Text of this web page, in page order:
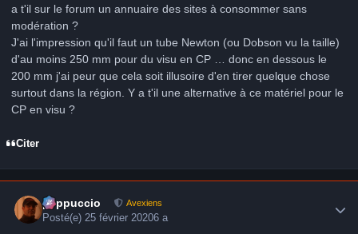
a t'il sur le forum un annuaire des sites à consommer sans
modération ?
J'ai l'impression qu'il faut un tube Newton (ou Dobson vu la taille)
d'au moins 250 mm pour du visu en CP … donc en dessous le
200 mm j'ai peur que cela soit illusoire d'en tirer quelque chose
surtout dans la région. Y a t'il une alternative à ce matériel pour le
CP en visu ?
Citer
peppuccio Avexiens
Posté(e)25 février 20206 a